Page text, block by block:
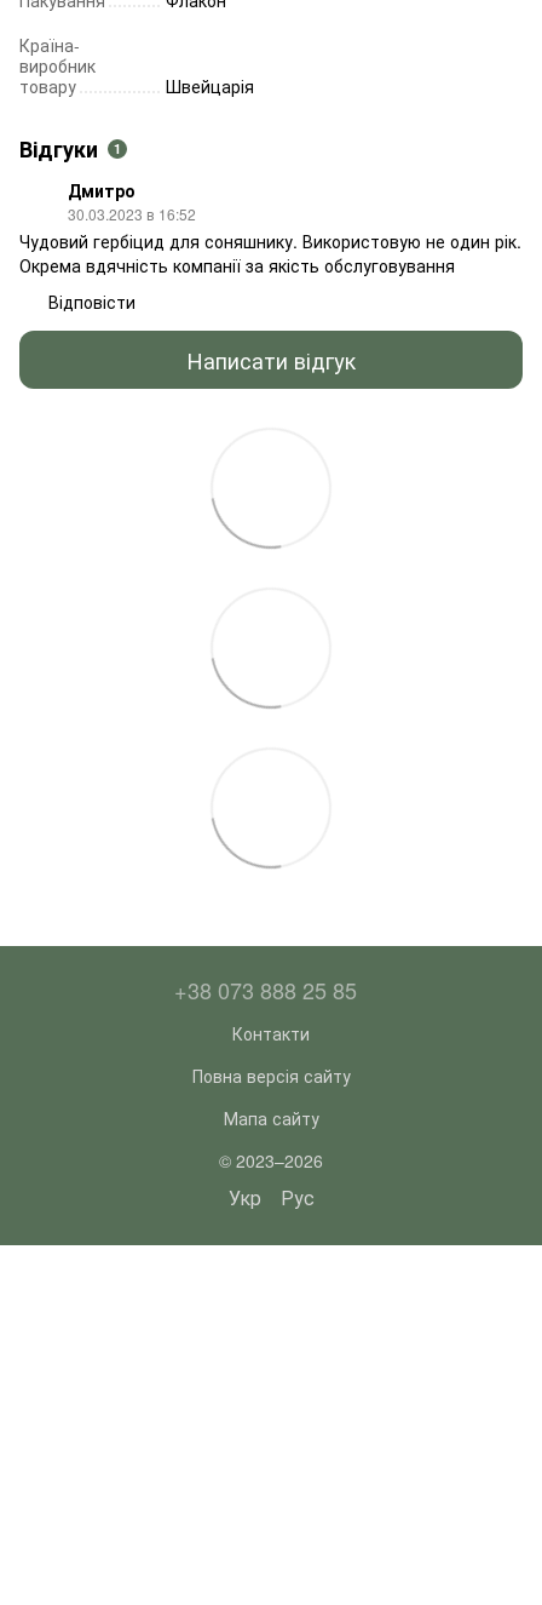
Країна-
виробник
товару
Швейцарія
Відгуки 1
Дмитро
30.03.2023 в 16:52
Чудовий гербіцид для соняшнику. Використовую не один рік.
Окрема вдячність компанії за якість обслуговування
Відповісти
Написати відгук
+38 073 888 25 85
Контакти
Повна версія сайту
Мапа сайту
© 2023–2026
Укр Рус